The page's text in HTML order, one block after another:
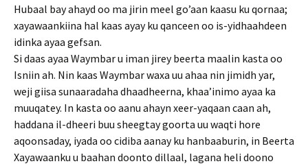
Hubaal bay ahayd oo ma jirin meel go’aan kaasu ku qornaa;
xayawaankiina hal kaas ayay ku qanceen oo is-yidhaahdeen
idinka ayaa gefsan.
Si daas ayaa Waymbar u iman jirey beerta maalin kasta oo
Isniin ah. Nin kaas Waymbar waxa uu ahaa nin jimidh yar,
weji giisa sunaaradaha dhaadheerna, khaa’inimo ayaa ka
muuqatey. In kasta oo aanu ahayn xeer-yaqaan caan ah,
haddana il-dheeri buu sheegtay goorta uu waqti hore
aqoonsaday, iyada oo cidiba aanay ku hanbaaburin, in Beerta
Xayawaanku u baahan doonto dillaal, lagana heli doono